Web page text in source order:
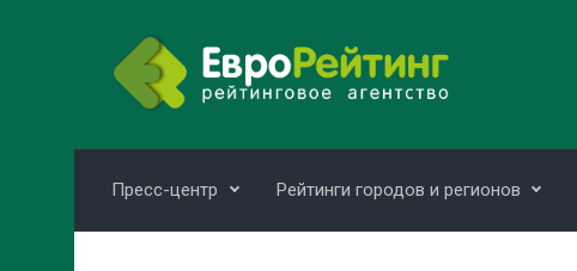
Пресс-центр Рейтинги городов и регионов